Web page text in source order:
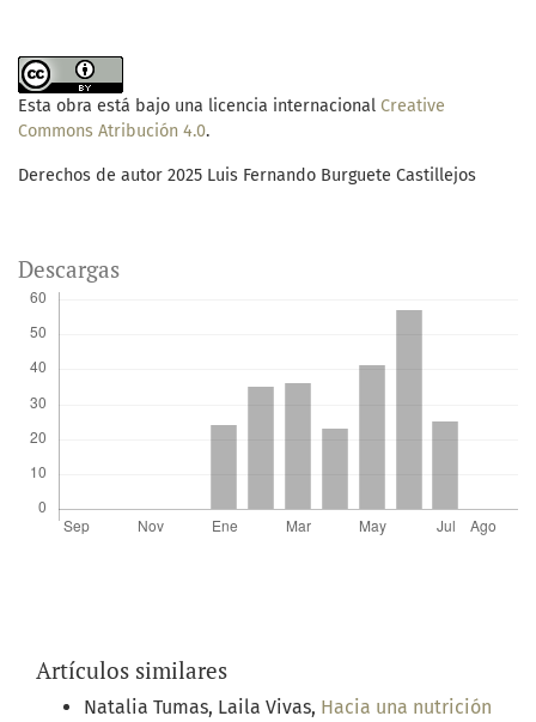
Esta obra está bajo una licencia internacional Creative
Commons Atribución 4.0.
Derechos de autor 2025 Luis Fernando Burguete Castillejos
Descargas
Artículos similares
Natalia Tumas, Laila Vivas, Hacia una nutrición